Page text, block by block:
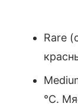
Rare
°C.